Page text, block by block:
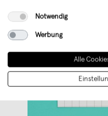
Notwendig
Werbung
Alle